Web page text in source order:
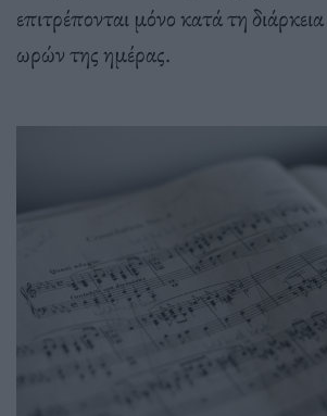
επιτρέπονται μόνο κατά τη
ωρών της ημέρας.